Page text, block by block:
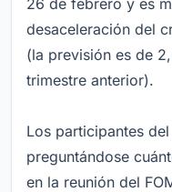
26 de febrero y es
desaceleración del
(la previsión es de
trimestre anterior).
Los participantes
preguntándose
en la reunión del